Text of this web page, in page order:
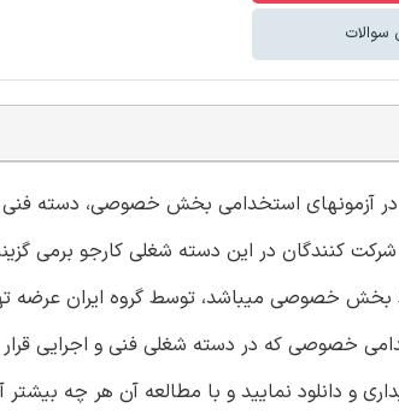
سوالات
آزمونهای استخدامی بخش خصوصی، دسته
شرکت کنندگان در این دسته شغلی کارجو برمی
بخش خصوصی میباشد، توسط گروه ایران عرضه
خصوصی که در دسته شغلی فنی و اجرایی
و دانلود نمایید و با مطالعه آن هر چه بیشتر